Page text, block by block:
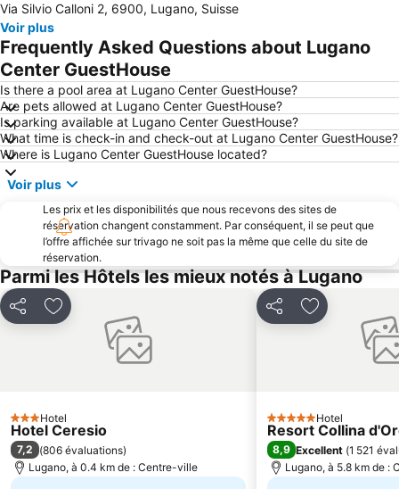
FoxTown Mendrisio
Centro Commerciale Il Centro
Gandria
Grande Lido Ascona
Autodromo Nazionale Monza
Vallée d'Onsernone
Lido di Cannobio
Centovalli
Castagnola
Casinò di Campione
Lido de Lugano
Locarno Film Festival
Iles de Brissago
Cannero Riviera Lido
Lago di Varese
Brè
Promenade en bord de mer de Lugano
Pregassona
Porto di Stresa
Breganzona
Monte Generoso Calvagione
Aéroport de Lugano
Cassarate
Viganello
Cathédrale de Côme
Pombia Safaripark
Monte Verità
Stadio Giuseppe Sinigaglia
Como, city of toys
Imbarcadero Orta San Giulio
Via Silvio Calloni 2, 6900, Lugano, Suisse
Voir plus
Frequently Asked Questions about Lugano
Center GuestHouse
Is there a pool area at Lugano Center GuestHouse?
Are pets allowed at Lugano Center GuestHouse?
Is parking available at Lugano Center GuestHouse?
What time is check-in and check-out at Lugano Center GuestHouse?
Where is Lugano Center GuestHouse located?
Voir plus
Les prix et les disponibilités que nous recevons des sites de
réservation changent constamment. Par conséquent, il se peut que
l’offre affichée sur trivago ne soit pas la même que celle du site de
réservation.
Parmi les Hôtels les mieux notés à Lugano
PartagerAjouter à mes favoris
3 Étoiles
Hotel
Hotel Ceresio
7,2 (806 évaluations)
Lugano, à 0.4 km de : Centre-ville
PartagerAjouter à
5 Étoiles Hotel
Resort Collina
8,9 Excellent (1 521
Lugano, à 5.8 km de :